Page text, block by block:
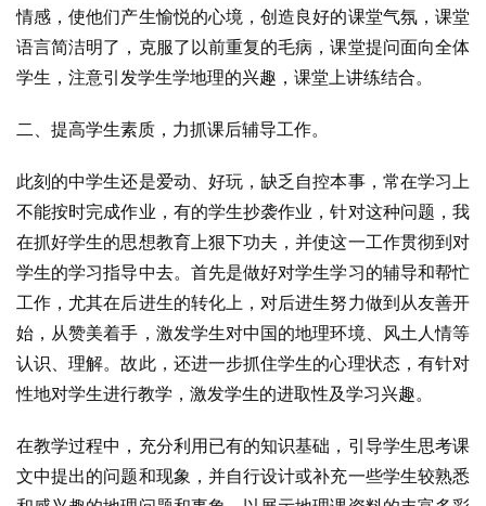
情感，使他们产生愉悦的心境，创造良好的课堂气氛，课堂
语言简洁明了，克服了以前重复的毛病，课堂提问面向全体
学生，注意引发学生学地理的兴趣，课堂上讲练结合。
二、提高学生素质，力抓课后辅导工作。
此刻的中学生还是爱动、好玩，缺乏自控本事，常在学习上
不能按时完成作业，有的学生抄袭作业，针对这种问题，我
在抓好学生的思想教育上狠下功夫，并使这一工作贯彻到对
学生的学习指导中去。首先是做好对学生学习的辅导和帮忙
工作，尤其在后进生的转化上，对后进生努力做到从友善开
始，从赞美着手，激发学生对中国的地理环境、风土人情等
认识、理解。故此，还进一步抓住学生的心理状态，有针对
性地对学生进行教学，激发学生的进取性及学习兴趣。
在教学过程中，充分利用已有的知识基础，引导学生思考课
文中提出的问题和现象，并自行设计或补充一些学生较熟悉